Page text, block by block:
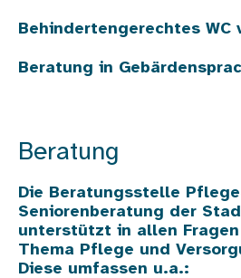
Behindertengerechtes WC
Beratung in
Beratung
Die Beratungsstelle
Seniorenberatung der
unterstützt in allen
Thema Pflege und
Diese umfassen u.a.: